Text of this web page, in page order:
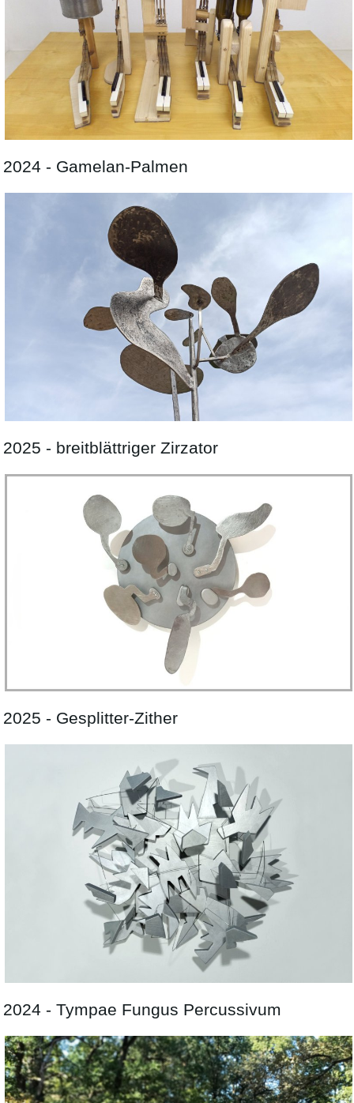
2024 - Gamelan-Palmen
2025 - breitblättriger Zirzator
2025 - Gesplitter-Zither
2024 - Tympae Fungus Percussivum